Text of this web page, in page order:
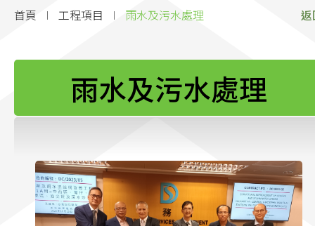
首頁 工程項目 雨水及污水處理 返
雨水及污水處理
企業社會責任
加入萬景
聯絡我們